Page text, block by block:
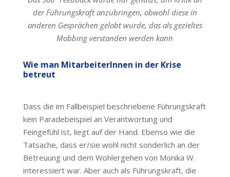
der Führungskraft anzubringen, obwohl diese in
anderen Gesprächen gelobt wurde, das als gezieltes
Mobbing verstanden werden kann
Wie man MitarbeiterInnen in der Krise
betreut
Dass die im Fallbeispiel beschriebene Führungskraft
kein Paradebeispiel an Verantwortung und
Feingefühl ist, liegt auf der Hand. Ebenso wie die
Tatsache, dass er/sie wohl nicht sonderlich an der
Betreuung und dem Wohlergehen von Monika W.
interessiert war. Aber auch als Führungskraft, die